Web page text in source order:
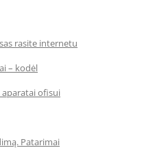
rasite internetu
– kodėl
aparatai ofisui
Patarimai